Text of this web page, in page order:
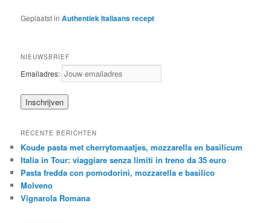
Geplaatst in Authentiek Italiaans recept
NIEUWSBRIEF
Emailadres:
RECENTE BERICHTEN
Koude pasta met cherrytomaatjes, mozzarella en basilicum
Italia in Tour: viaggiare senza limiti in treno da 35 euro
Pasta fredda con pomodorini, mozzarella e basilico
Molveno
Vignarola Romana